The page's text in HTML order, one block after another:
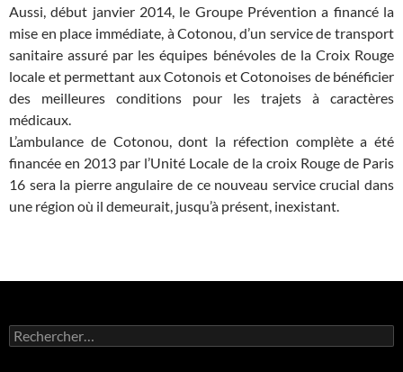
Aussi, début janvier 2014, le Groupe Prévention a financé la
mise en place immédiate, à Cotonou, d’un service de transport
sanitaire assuré par les équipes bénévoles de la Croix Rouge
locale et permettant aux Cotonois et Cotonoises de bénéficier
des meilleures conditions pour les trajets à caractères
médicaux.
L’ambulance de Cotonou, dont la réfection complète a été
financée en 2013 par l’Unité Locale de la croix Rouge de Paris
16 sera la pierre angulaire de ce nouveau service crucial dans
une région où il demeurait, jusqu’à présent, inexistant.
Rechercher :